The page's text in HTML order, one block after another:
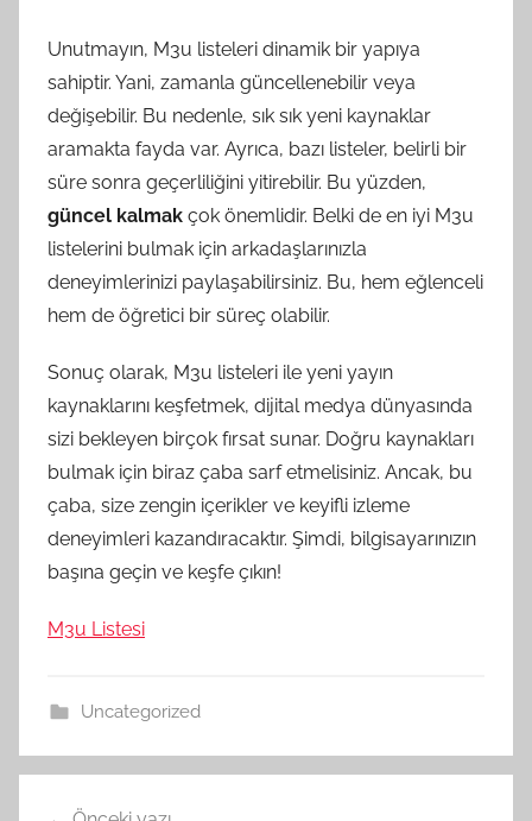
Unutmayın, M3u listeleri dinamik bir yapıya
sahiptir. Yani, zamanla güncellenebilir veya
değişebilir. Bu nedenle, sık sık yeni kaynaklar
aramakta fayda var. Ayrıca, bazı listeler, belirli bir
süre sonra geçerliliğini yitirebilir. Bu yüzden,
güncel kalmak çok önemlidir. Belki de en iyi M3u
listelerini bulmak için arkadaşlarınızla
deneyimlerinizi paylaşabilirsiniz. Bu, hem eğlenceli
hem de öğretici bir süreç olabilir.
Sonuç olarak, M3u listeleri ile yeni yayın
kaynaklarını keşfetmek, dijital medya dünyasında
sizi bekleyen birçok fırsat sunar. Doğru kaynakları
bulmak için biraz çaba sarf etmelisiniz. Ancak, bu
çaba, size zengin içerikler ve keyifli izleme
deneyimleri kazandıracaktır. Şimdi, bilgisayarınızın
başına geçin ve keşfe çıkın!
M3u Listesi
Uncategorized